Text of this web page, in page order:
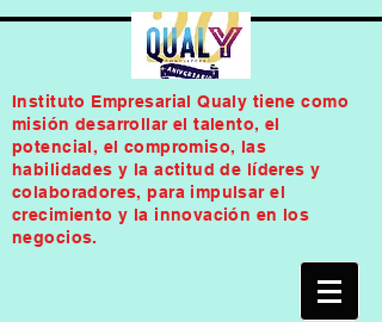
Instituto Empresarial Qualy tiene como
misión desarrollar el talento, el
potencial, el compromiso, las
habilidades y la actitud de líderes y
colaboradores, para impulsar el
crecimiento y la innovación en los
negocios.